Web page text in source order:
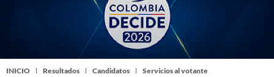
INICIO Resultados Candidatos Servicios al votante